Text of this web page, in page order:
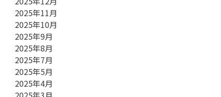
2025年11月
2025年10月
2025年9月
2025年8月
2025年7月
2025年5月
2025年4月